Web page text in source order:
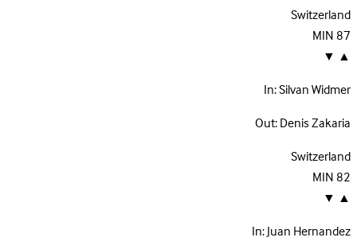
Switzerland
87
MIN
▲
▼
In:Silvan Widmer
Out:Denis Zakaria
Switzerland
82
MIN
▲
▼
In:Juan Hernandez